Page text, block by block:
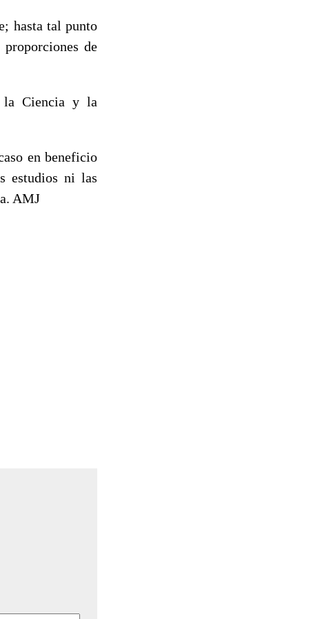
hasta tal punto
de
la Ciencia y la
en beneficio
estudios ni las
AMJ